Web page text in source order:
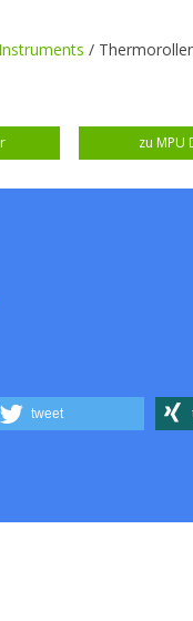
/
zu MPU
tweet